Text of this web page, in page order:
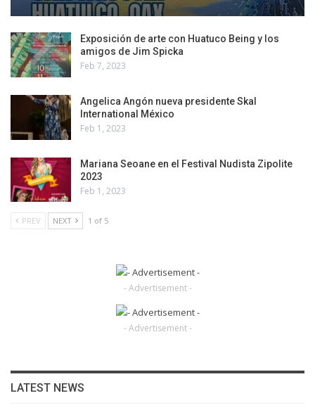
Exposición de arte con Huatuco Being y los
amigos de Jim Spicka
Feb 7, 2023
Angelica Angón nueva presidente Skal
International México
Feb 1, 2023
Mariana Seoane en el Festival Nudista Zipolite
2023
Feb 1, 2023
PREV NEXT 1 of 5
- Advertisement -
- Advertisement -
LATEST NEWS